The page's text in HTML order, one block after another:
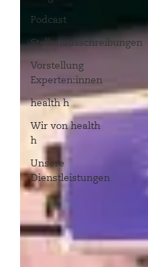
Podcast
Stellenausschreibungen
Vorstellung
Experten:innen
health h
Wir von health
h
Unsere
Dienstleistungen